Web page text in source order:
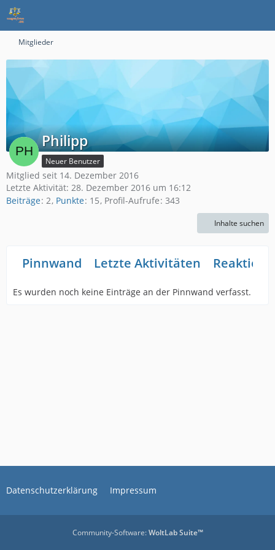
Mitglieder
Philipp
Neuer Benutzer
Mitglied seit 14. Dezember 2016
Letzte Aktivität: 28. Dezember 2016 um 16:12
Beiträge 2 Punkte 15 Profil-Aufrufe 343
Inhalte suchen
Pinnwand Letzte Aktivitäten
Es wurden noch keine Einträge an der Pinnwand verfasst.
Datenschutzerklärung Impressum
Community-Software:WoltLab Suite™